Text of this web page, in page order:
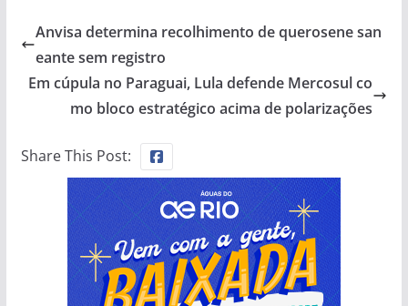
Anvisa determina recolhimento de querosene san
eante sem registro
Em cúpula no Paraguai, Lula defende Mercosul co
mo bloco estratégico acima de polarizações
Share This Post: